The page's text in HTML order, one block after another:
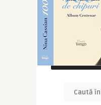
CAUTĂ ÎN SITE